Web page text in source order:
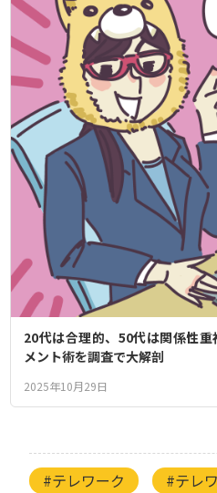
20代は合理的、50代は関係性
メント術を調査で大解剖
2025年10月29日
#テレワーク
#テレ